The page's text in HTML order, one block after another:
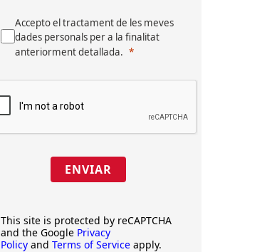
Accepto el tractament de les meves
dades personals per a la finalitat
anteriorment detallada.
ENVIAR
This site is protected by reCAPTCHA
and the Google Privacy
Policy and Terms of Service apply.